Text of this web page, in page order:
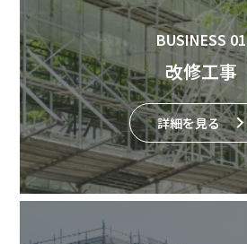
BUSINESS 01
改修工事
詳細を見る